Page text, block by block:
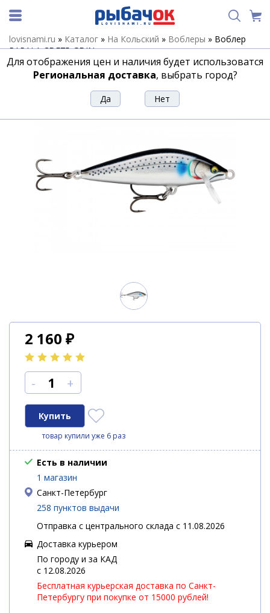
lovisnami.ru » Каталог » На Кольский » Воблеры » Воблер
RAPALA CDE75-GDIN
Воблер RAPALA CDE75-GDIN
2 160 ₽
- +
товар купили уже 6 раз
Есть в наличии
1 магазин
Санкт-Петербург
258 пунктов выдачи
Отправка с центрального склада с 11.08.2026
Доставка курьером
По городу и за КАД
c 12.08.2026
Бесплатная курьерская доставка по Санкт-
Петербургу при покупке от 15000 рублей!
Для отображения цен и наличия будет использоватся
Региональная доставка, выбрать город?